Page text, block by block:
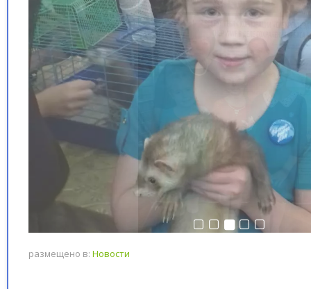
размещено в: Новости